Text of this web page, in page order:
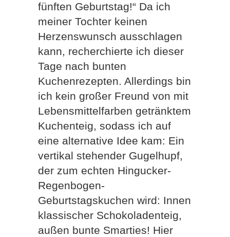
fünften Geburtstag!“ Da ich
meiner Tochter keinen
Herzenswunsch ausschlagen
kann, recherchierte ich dieser
Tage nach bunten
Kuchenrezepten. Allerdings bin
ich kein großer Freund von mit
Lebensmittelfarben getränktem
Kuchenteig, sodass ich auf
eine alternative Idee kam: Ein
vertikal stehender Gugelhupf,
der zum echten Hingucker-
Regenbogen-
Geburtstagskuchen wird: Innen
klassischer Schokoladenteig,
außen bunte Smarties! Hier